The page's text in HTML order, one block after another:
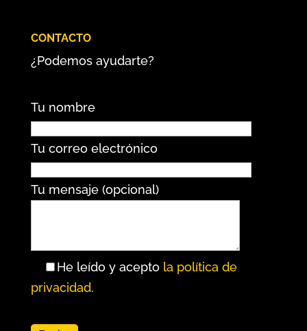
CONTACTO
¿Podemos ayudarte?
Tu nombre
Tu correo electrónico
Tu mensaje (opcional)
He leído y acepto la política de
privacidad.